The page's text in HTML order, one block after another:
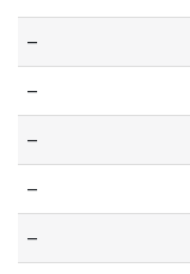
--
--
--
--
--